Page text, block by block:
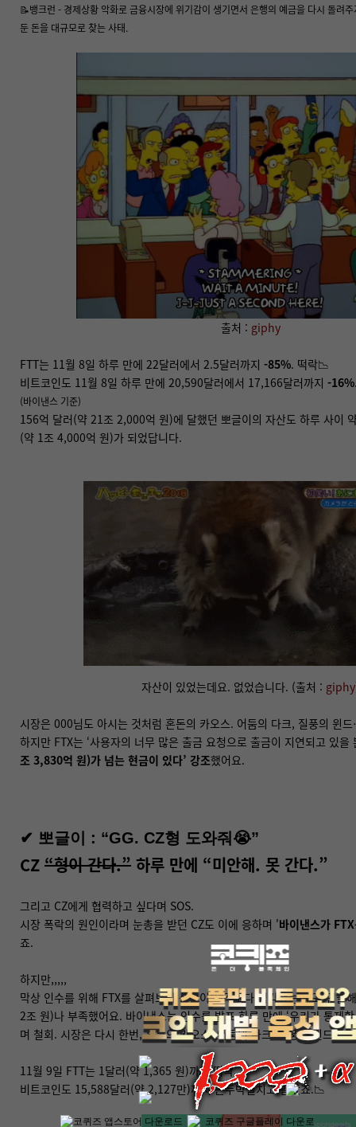
📝뱅크런 - 경제상황 악화로 금융시장에 위기감이 생기면서 은행의 예금을 다시 돌려
둔 돈을 대규모로 찾는 사태.
출처 : giphy
FTT는 11월 8일 하루 만에 22달러에서 2.5달러까지 -85%. 떡락📉
비트코인도 11월 8일 하루 만에 20,590달러에서 17,166달러까지 -16%
(바이낸스 기준)
156억 달러(약 21조 2,000억 원)에 달했던 뽀글이의 자산도 하루 사이
(약 1조 4,000억 원)가 되었답니다.
자산이 있었는데요. 없었습니다. (출처 : giphy
시장은 000님도 아시는 것처럼 혼돈의 카오스. 어둠의 다크, 질풍의
하지만 FTX는 ‘사용자의 너무 많은 출금 요청으로 출금이 지연되고 있을
조 3,830억 원)가 넘는 현금이 있다’ 강조했어요.
✔ 뽀글이 : “GG. CZ형 도와줘😭”
CZ “형이 간다.” 하루 만에 “미안해. 못 간다.”
그리고 CZ에게 협력하고 싶다며 SOS.
시장 폭락의 원인이라며 눈총을 받던 CZ도 이에 응하며 '바이낸스가
죠.
하지만,,,,,
막상 인수를 위해 FTX를 살펴보니 상황이 생각보다 심각했는데요. 인출
2조 원)나 부족했어요. 바이낸스는 인수를 발표 하루 만에 ‘우리가 통제
며 철회. 시장은 다시 한번, 혼돈의 카오스. 어둠의 다크, 질풍의 윈드
11월 9일 FTT는 1달러(약 1,365 원)까지 떡락.
비트코인도 15,588달러(약 2,127만)까지 곤두박질치고 말았죠.📉